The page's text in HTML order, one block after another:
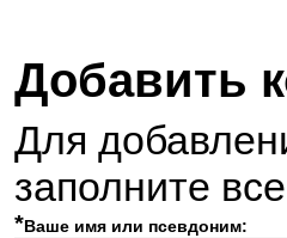
Добавить
Для
заполните
*Ваше имя или псевдоним: